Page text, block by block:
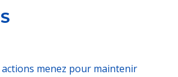
actions menez pour maintenir